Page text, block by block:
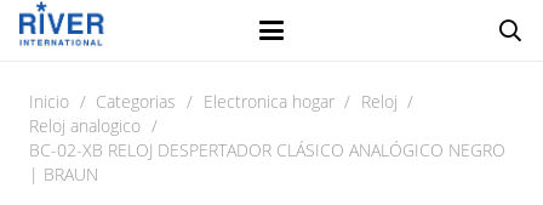
Inicio / Categorias / Electronica hogar / Reloj /
Reloj analogico /
BC-02-XB RELOJ DESPERTADOR CLÁSICO ANALÓGICO NEGRO
| BRAUN